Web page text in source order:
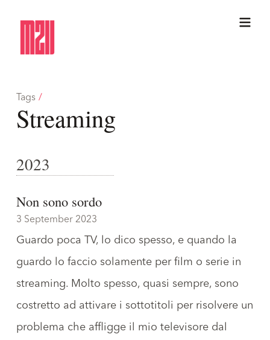
Tags /
Streaming
2023
Non sono sordo
3 September 2023
Guardo poca TV, lo dico spesso, e quando la
guardo lo faccio solamente per film o serie in
streaming. Molto spesso, quasi sempre, sono
costretto ad attivare i sottotitoli per risolvere un
problema che affligge il mio televisore dal